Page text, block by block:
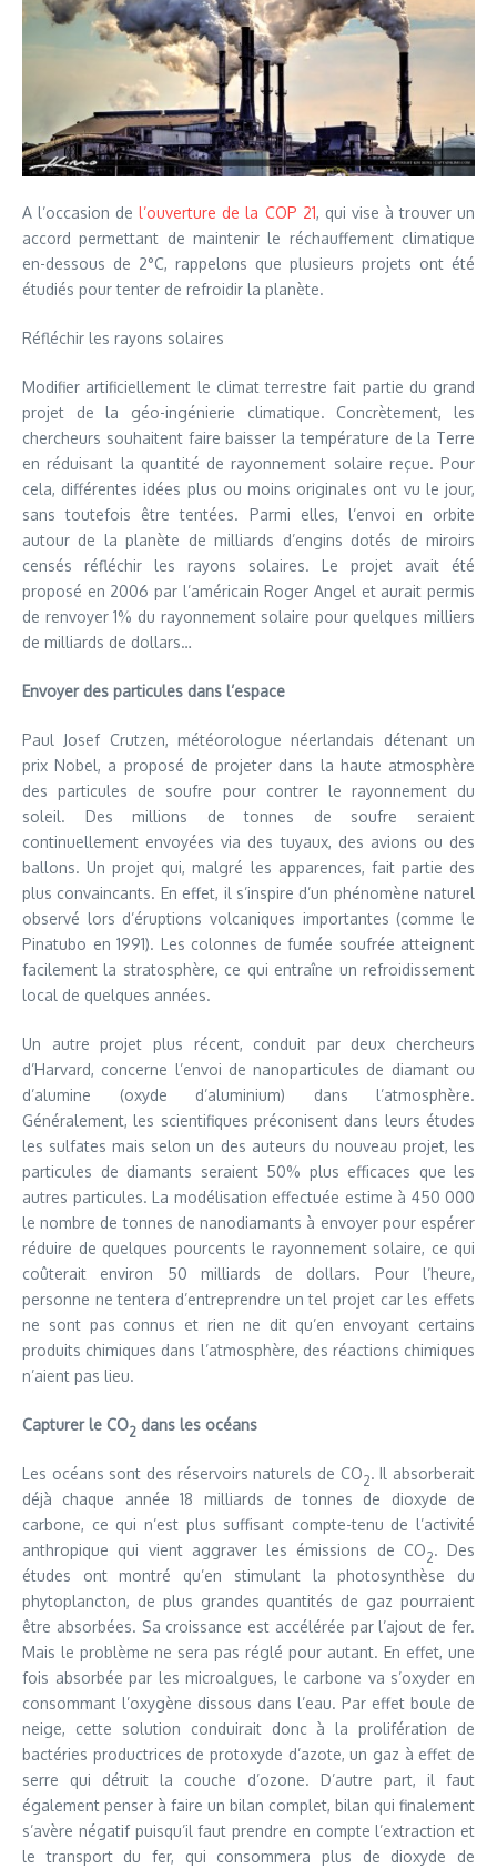
A l’occasion del’ouverture de la COP 21, qui vise à trouver un
accord permettant de maintenir le réchauffement climatique
en-dessous de 2°C, rappelons que plusieurs projets ont été
étudiés pour tenter de refroidir la planète.
Réfléchir les rayons solaires
Modifier artificiellement le climat terrestre fait partie du grand
projet de la géo-ingénierie climatique. Concrètement, les
chercheurs souhaitent faire baisser la température de la Terre
en réduisant la quantité de rayonnement solaire reçue. Pour
cela, différentes idées plus ou moins originales ont vu le jour,
sans toutefois être tentées. Parmi elles, l’envoi en orbite
autour de la planète de milliards d’engins dotés de miroirs
censés réfléchir les rayons solaires. Le projet avait été
proposé en 2006 par l’américain Roger Angel et aurait permis
de renvoyer 1% du rayonnement solaire pour quelques milliers
de milliards de dollars…
Envoyer des particules dans l’espace
Paul Josef Crutzen, météorologue néerlandais détenant un
prix Nobel, a proposé de projeter dans la haute atmosphère
des particules de soufre pour contrer le rayonnement du
soleil. Des millions de tonnes de soufre seraient
continuellement envoyées via des tuyaux, des avions ou des
ballons. Un projet qui, malgré les apparences, fait partie des
plus convaincants. En effet, il s’inspire d’un phénomène naturel
observé lors d’éruptions volcaniques importantes (comme le
Pinatubo en 1991). Les colonnes de fumée soufrée atteignent
facilement la stratosphère, ce qui entraîne un refroidissement
local de quelques années.
Un autre projet plus récent, conduit par deux chercheurs
d’Harvard, concerne l’envoi de nanoparticules de diamant ou
d’alumine (oxyde d’aluminium) dans l’atmosphère.
Généralement, les scientifiques préconisent dans leurs études
les sulfates mais selon un des auteurs du nouveau projet, les
particules de diamants seraient 50% plus efficaces que les
autres particules. La modélisation effectuée estime à 450 000
le nombre de tonnes de nanodiamants à envoyer pour espérer
réduire de quelques pourcents le rayonnement solaire, ce qui
coûterait environ 50 milliards de dollars. Pour l’heure,
personne ne tentera d’entreprendre un tel projet car les effets
ne sont pas connus et rien ne dit qu’en envoyant certains
produits chimiques dans l’atmosphère, des réactions chimiques
n’aient pas lieu.
Capturer le CO2 dans les océans
Les océans sont des réservoirs naturels de CO2. Il absorberait
déjà chaque année 18 milliards de tonnes de dioxyde de
carbone, ce qui n’est plus suffisant compte-tenu de l’activité
anthropique qui vient aggraver les émissions de CO2. Des
études ont montré qu’en stimulant la photosynthèse du
phytoplancton, de plus grandes quantités de gaz pourraient
être absorbées. Sa croissance est accélérée par l’ajout de fer.
Mais le problème ne sera pas réglé pour autant. En effet, une
fois absorbée par les microalgues, le carbone va s’oxyder en
consommant l’oxygène dissous dans l’eau. Par effet boule de
neige, cette solution conduirait donc à la prolifération de
bactéries productrices de protoxyde d’azote, un gaz à effet de
serre qui détruit la couche d’ozone. D’autre part, il faut
également penser à faire un bilan complet, bilan qui finalement
s’avère négatif puisqu’il faut prendre en compte l’extraction et
le transport du fer, qui consommera plus de dioxyde de